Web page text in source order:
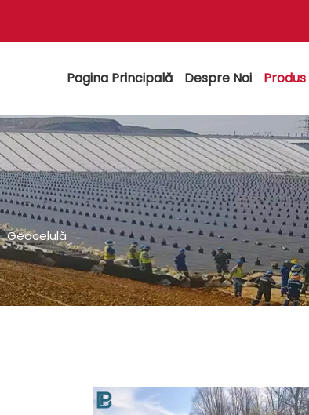
Pagina Principală Despre Noi Produs
Geocelulă